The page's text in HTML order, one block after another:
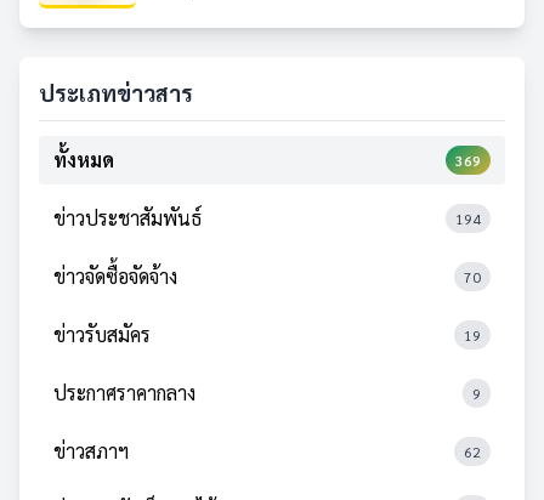
ประเภทข่าวสาร
ทั้งหมด 369
ข่าวประชาสัมพันธ์ 194
ข่าวจัดซื้อจัดจ้าง 70
ข่าวรับสมัคร 19
ประกาศราคากลาง 9
ข่าวสภาฯ 62